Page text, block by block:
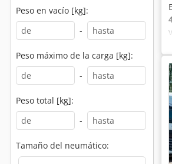
Peso en vacío [kg]:
-
Peso máximo de la carga [kg]:
-
Peso total [kg]:
-
Tamaño del neumático: